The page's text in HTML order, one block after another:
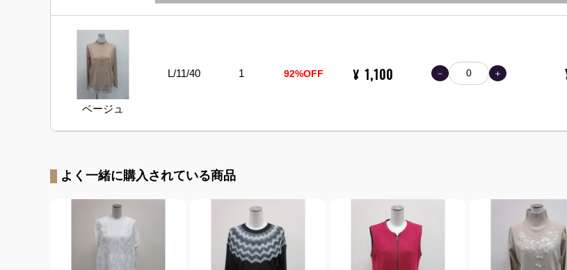
ベージュ
L/11/40 1 92%OFF ¥ 1,100
よく一緒に購入されている商品